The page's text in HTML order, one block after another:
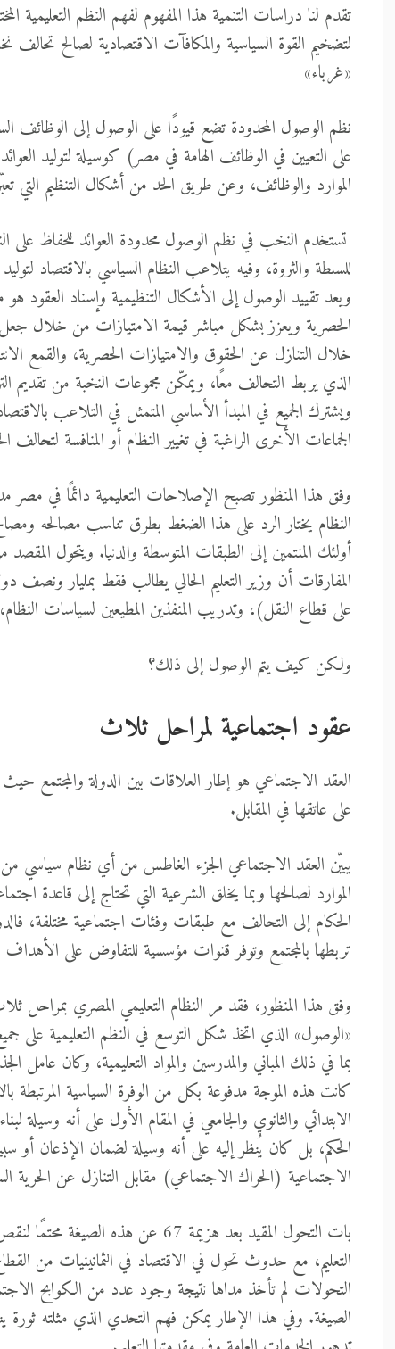
تقدم لنا دراسات التنمية هذا المفهوم لفهم النظم
لتضخيم القوة السياسية والمكافآت الاقتصادية لصالح
«غرباء»
نظم الوصول المحدودة تضع قيودًا على الوصول إلى الوظائف
على التعيين في الوظائف الهامة في مصر) كوسيلة لتوليد
الموارد والوظائف، وعن طريق الحد من أشكال التنظيم التي
تستخدم النخب في نظم الوصول محدودة العوائد للحفاظ على
للسلطة والثروة، وفيه يتلاعب النظام السياسي بالاقتصاد
ويعد تقييد الوصول إلى الأشكال التنظيمية وإسناد
الحصرية ويعزز بشكل مباشر قيمة الامتيازات من خلال
خلال التنازل عن الحقوق والامتيازات الحصرية، والقمع
الذي يربط التحالف معًا، ويمكّن مجموعات النخبة من تقديم
ويشترك الجميع في المبدأ الأساسي المتمثل في التلاعب
الجماعات الأخرى الراغبة في تغيير النظام أو المنافسة لتحالف
وفق هذا المنظور تصبح الإصلاحات التعليمية دائمًا في مصر
النظام يختار الرد على هذا الضغط بطرق تناسب مصالحه
أولئك المنتمين إلى الطبقات المتوسطة والدنيا. ويتحول
المفارقات أن وزير التعليم الحالي يطالب فقط بمليار ونصف
على قطاع النقل)، وتدريب المنفذين المطيعين لسياسات
ولكن كيف يتم الوصول إلى ذلك؟
عقود اجتماعية لمراحل ثلاث
العقد الاجتماعي هو إطار العلاقات بين الدولة والمجتمع
على عاتقها في المقابل.
يبيّن العقد الاجتماعي الجزء الغاطس من أي نظام سياسي
الموارد لصالحها وبما يخلق الشرعية التي تحتاج إلى قاعدة
الحكام إلى التحالف مع طبقات وفئات اجتماعية مختلفة،
تربطها بالمجتمع وتوفر قنوات مؤسسية للتفاوض على
وفق هذا المنظور، فقد مر النظام التعليمي المصري بمراحل
«الوصول» الذي اتخذ شكل التوسع في النظم التعليمية على
بما في ذلك المباني والمدرسين والمواد التعليمية، وكان
كانت هذه الموجة مدفوعة بكل من الوفرة السياسية المرتبطة
الابتدائي والثانوي والجامعي في المقام الأول على أنه
الحكم، بل كان يُنظر إليه على أنه وسيلة لضمان الإذعان أو
الاجتماعية (الحراك الاجتماعي) مقابل التنازل عن الحرية
بات التحول المقيد بعد هزيمة 67 عن
التعليم، مع حدوث تحول في الاقتصاد في الثمانينيات من
التحولات لم تأخذ مداها نتيجة وجود عدد من الكوابح